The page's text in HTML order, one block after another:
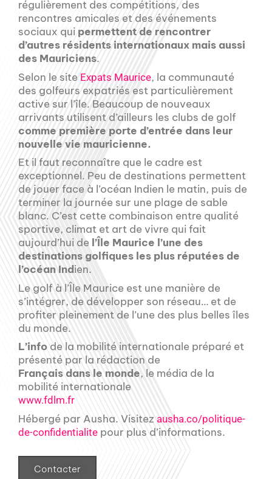
régulièrement des compétitions, des
rencontres amicales et des événements
sociaux qui permettent de rencontrer
d’autres résidents internationaux mais aussi
des Mauriciens.
Selon le site Expats Maurice, la communauté
des golfeurs expatriés est particulièrement
active sur l’île. Beaucoup de nouveaux
arrivants utilisent d’ailleurs les clubs de golf
comme première porte d’entrée dans leur
nouvelle vie mauricienne.
Et il faut reconnaître que le cadre est
exceptionnel. Peu de destinations permettent
de jouer face à l’océan Indien le matin, puis de
terminer la journée sur une plage de sable
blanc. C’est cette combinaison entre qualité
sportive, climat et art de vivre qui fait
aujourd’hui de l’Île Maurice l’une des
destinations golfiques les plus réputées de
l’océan Indien.
Le golf à l’Île Maurice est une manière de
s’intégrer, de développer son réseau… et de
profiter pleinement de l’une des plus belles îles
du monde.
L’info de la mobilité internationale préparé et
présenté par la rédaction de
Français dans le monde, le média de la
mobilité internationale
www.fdlm.fr
Hébergé par Ausha. Visitez ausha.co/politique-
de-confidentialite pour plus d’informations.
Contacter